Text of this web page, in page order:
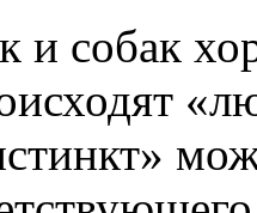
и собак